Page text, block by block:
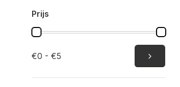
Prijs
€0 - €5